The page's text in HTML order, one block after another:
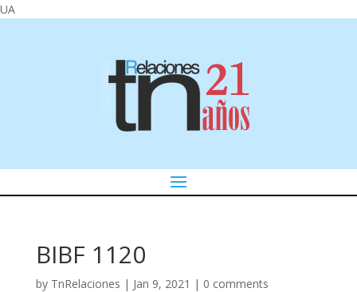
UA
BIBF 1120
by TnRelaciones | Jan 9, 2021 | 0 comments